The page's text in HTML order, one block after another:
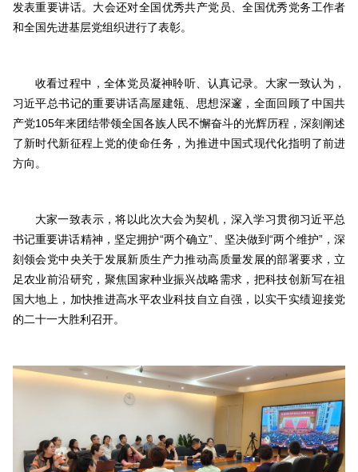
发表重要讲话。大会还对全国优秀共产党员、全国优秀党务工作者
和全国先进基层党组织进行了表彰。
收看过程中，全体党员凝神聆听、认真记录。大家一致认为，
习近平总书记的重要讲话高屋建瓴、思想深邃，全面回顾了中国共
产党105年来团结带领全国各族人民不懈奋斗的光辉历程，深刻阐述
了新时代新征程上党的使命任务，为推进中国式现代化指明了前进
方向。
大家一致表示，将以此次大会为契机，深入学习贯彻习近平总
书记重要讲话精神，坚定拥护“两个确立”、坚决做到“两个维护”，深
刻领会党中央关于发展新质生产力推动高质量发展的部署要求，立
足农业前沿研究，聚焦国家种业振兴战略需求，把科技创新写在祖
国大地上，加快推进高水平农业科技自立自强，以实干实绩迎接党
的二十一大胜利召开。